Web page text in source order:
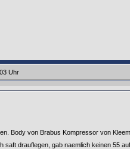
Uhr
Body von Brabus Kompressor von
saft drauflegen, gab naemlich keinen 55